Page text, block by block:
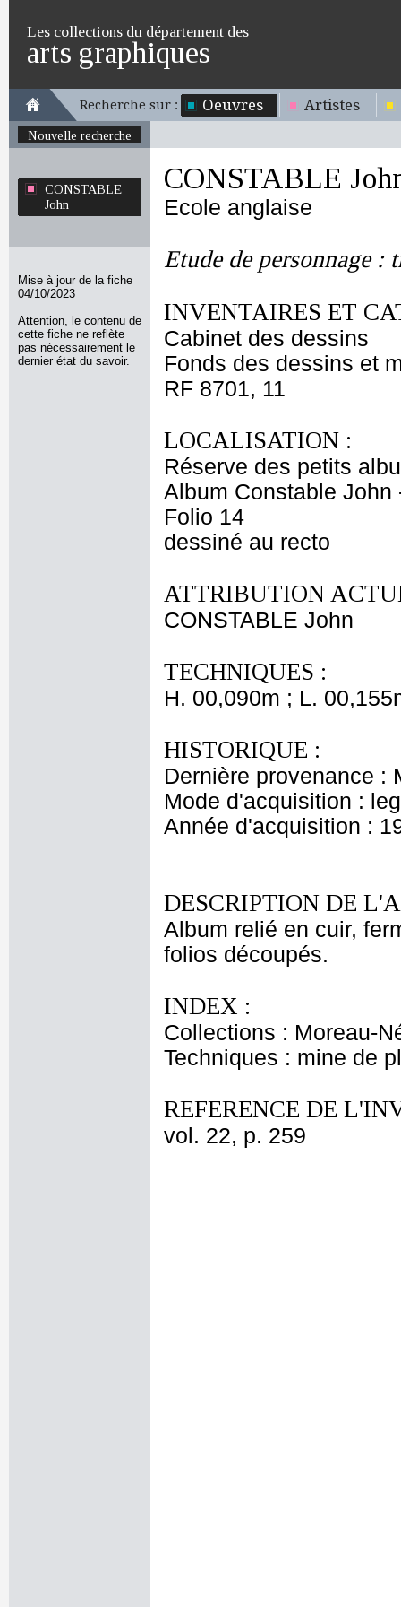
Les collections du département des
arts graphiques
Recherche sur : Oeuvres Artistes
Nouvelle recherche
CONSTABLE
John
Mise à jour de la fiche
04/10/2023
Attention, le contenu de
cette fiche ne reflète
pas nécessairement le
dernier état du savoir.
CONSTABLE
Ecole anglaise
Etude de personnage :
INVENTAIRES ET
Cabinet des dessins
Fonds des dessins et
RF 8701, 11
LOCALISATION :
Réserve des petits
Album Constable John
Folio 14
dessiné au recto
ATTRIBUTION
CONSTABLE John
TECHNIQUES :
H. 00,090m ; L.
HISTORIQUE :
Dernière provenance :
Mode d'acquisition :
Année d'acquisition :
DESCRIPTION DE
Album relié en cuir,
folios découpés.
INDEX :
Collections : Moreau-
Techniques : mine de
REFERENCE DE
vol. 22, p. 259